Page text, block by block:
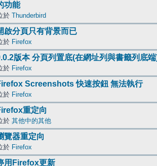
功能
於 Thunderbird
啟分頁只有背景而已
於 Firefox
版本 分頁列置底(在網址列與書籤列底
於 Firefox
Screenshots 快速按鈕 無法執行
於 Firefox
重定向
於 其他中的其他
覽器重定向
於 Firefox
用Firefox更新